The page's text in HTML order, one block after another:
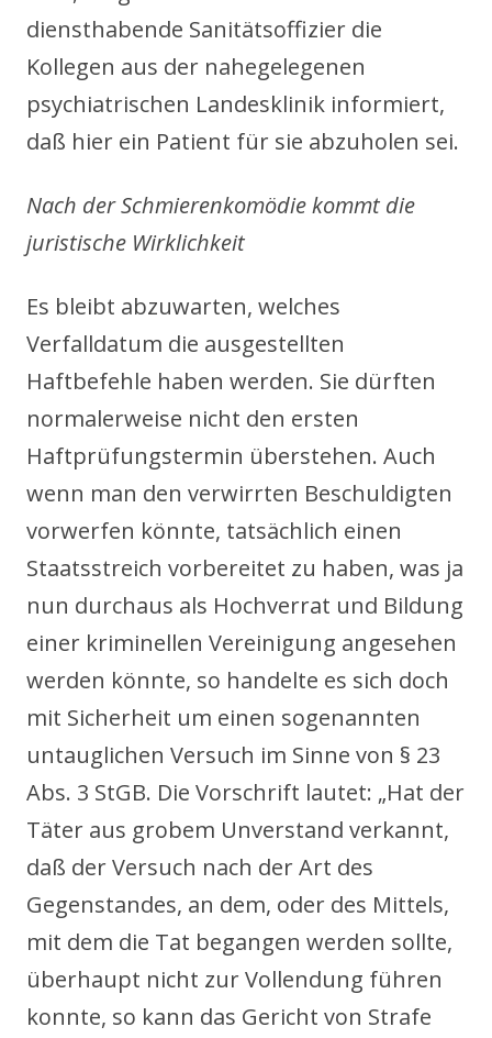
diensthabende Sanitätsoffizier die
Kollegen aus der nahegelegenen
psychiatrischen Landesklinik informiert,
daß hier ein Patient für sie abzuholen sei.
Nach der Schmierenkomödie kommt die
juristische Wirklichkeit
Es bleibt abzuwarten, welches
Verfalldatum die ausgestellten
Haftbefehle haben werden. Sie dürften
normalerweise nicht den ersten
Haftprüfungstermin überstehen. Auch
wenn man den verwirrten Beschuldigten
vorwerfen könnte, tatsächlich einen
Staatsstreich vorbereitet zu haben, was ja
nun durchaus als Hochverrat und Bildung
einer kriminellen Vereinigung angesehen
werden könnte, so handelte es sich doch
mit Sicherheit um einen sogenannten
untauglichen Versuch im Sinne von § 23
Abs. 3 StGB. Die Vorschrift lautet: „Hat der
Täter aus grobem Unverstand verkannt,
daß der Versuch nach der Art des
Gegenstandes, an dem, oder des Mittels,
mit dem die Tat begangen werden sollte,
überhaupt nicht zur Vollendung führen
konnte, so kann das Gericht von Strafe